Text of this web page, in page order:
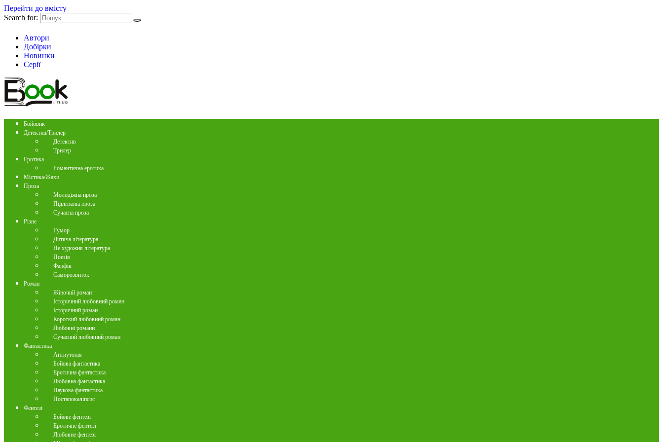
Перейти до вмісту
Search for:
Автори
Добірки
Новинки
Серії
Бойовик
Детектив/Трилер
Детектив
Трилер
Еротика
Романтична еротика
Містика/Жахи
Проза
Молодіжна проза
Підліткова проза
Сучасна проза
Різне
Гумор
Дитяча література
Не художня література
Поезія
Фанфік
Саморозвиток
Роман
Жіночий роман
Історичний любовний роман
Історичний роман
Короткий любовний роман
Любовні романи
Сучасний любовний роман
Фантастика
Антиутопія
Бойова фантастика
Еротична фантастика
Любовна фантастика
Наукова фантастика
Постапокаліпсис
Фентезі
Бойове фентезі
Еротичне фентезі
Любовне фентезі